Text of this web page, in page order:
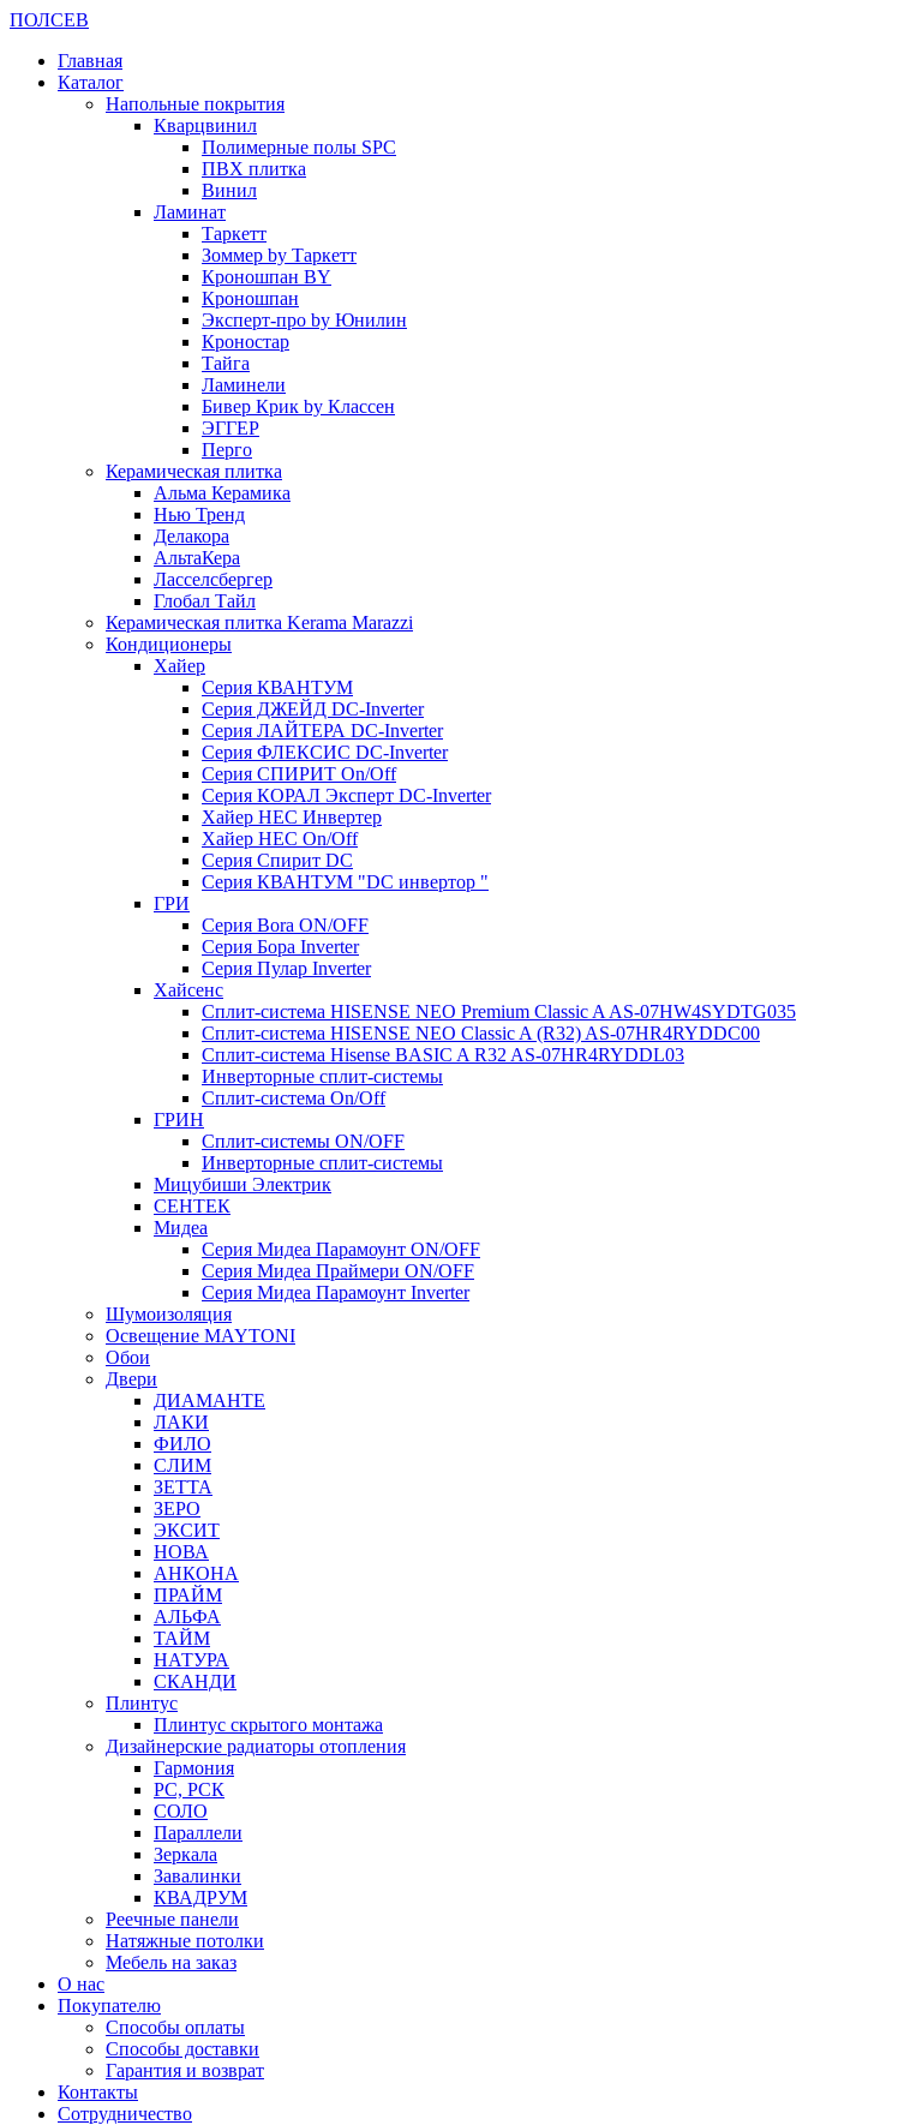
ПОЛСЕВ
Главная
Каталог
Напольные покрытия
Кварцвинил
Полимерные полы SPC
ПВХ плитка
Винил
Ламинат
Таркетт
Зоммер by Таркетт
Кроношпан BY
Кроношпан
Эксперт-про by Юнилин
Кроностар
Тайга
Ламинели
Бивер Крик by Классен
ЭГГЕР
Перго
Керамическая плитка
Альма Керамика
Нью Тренд
Делакора
АльтаКера
Ласселсбергер
Глобал Тайл
Керамическая плитка Kerama Marazzi
Кондиционеры
Хайер
Серия КВАНТУМ
Серия ДЖЕЙД DC-Inverter
Серия ЛАЙТЕРА DC-Inverter
Серия ФЛЕКСИС DC-Inverter
Серия СПИРИТ On/Off
Серия КОРАЛ Эксперт DC-Inverter
Хайер HEC Инвертер
Хайер HEC On/Off
Серия Спирит DC
Серия КВАНТУМ "DC инвертор "
ГРИ
Серия Bora ON/OFF
Серия Бора Inverter
Серия Пулар Inverter
Хайсенс
Сплит-система HISENSE NEO Premium Classic A AS-07HW4SYDTG035
Сплит-система HISENSE NEO Classic A (R32) AS-07HR4RYDDC00
Сплит-система Hisense BASIC A R32 AS-07HR4RYDDL03
Инверторные сплит-системы
Сплит-система On/Off
ГРИН
Сплит-системы ON/OFF
Инверторные сплит-системы
Мицубиши Электрик
СЕНТЕК
Мидеа
Серия Мидеа Парамоунт ON/OFF
Серия Мидеа Праймери ON/OFF
Серия Мидеа Парамоунт Inverter
Шумоизоляция
Освещение MAYTONI
Обои
Двери
ДИАМАНТЕ
ЛАКИ
ФИЛО
СЛИМ
ЗЕТТА
ЗЕРО
ЭКСИТ
НОВА
АНКОНА
ПРАЙМ
АЛЬФА
ТАЙМ
НАТУРА
СКАНДИ
Плинтус
Плинтус скрытого монтажа
Дизайнерские радиаторы отопления
Гармония
РС, РСК
СОЛО
Параллели
Зеркала
Завалинки
КВАДРУМ
Реечные панели
Натяжные потолки
Мебель на заказ
О нас
Покупателю
Способы оплаты
Способы доставки
Гарантия и возврат
Контакты
Сотрудничество